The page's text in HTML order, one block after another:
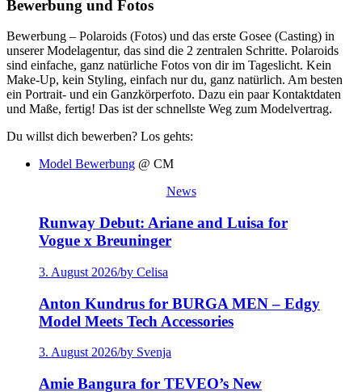
Bewerbung und Fotos
Bewerbung – Polaroids (Fotos) und das erste Gosee (Casting) in
unserer Modelagentur, das sind die 2 zentralen Schritte. Polaroids
sind einfache, ganz natürliche Fotos von dir im Tageslicht. Kein
Make-Up, kein Styling, einfach nur du, ganz natürlich. Am besten
ein Portrait- und ein Ganzkörperfoto. Dazu ein paar Kontaktdaten
und Maße, fertig! Das ist der schnellste Weg zum Modelvertrag.
Du willst dich bewerben? Los gehts:
Model Bewerbung @ CM
News
Runway Debut: Ariane and Luisa for
Vogue x Breuninger
3. August 2026/by Celisa
Anton Kundrus for BURGA MEN – Edgy
Model Meets Tech Accessories
3. August 2026/by Svenja
Amie Bangura for TEVEO’s New